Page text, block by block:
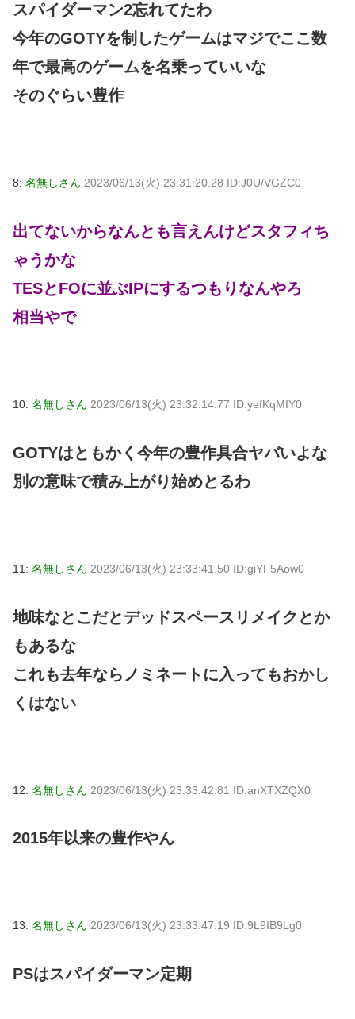
スパイダーマン2忘れてたわ
今年のGOTYを制したゲームはマジでここ数
年で最高のゲームを名乗っていいな
そのぐらい豊作
8: 名無しさん 2023/06/13(火) 23:31:20.28 ID:J0U/VGZC0
出てないからなんとも言えんけどスタフィち
ゃうかな
TESとFOに並ぶIPにするつもりなんやろ
相当やで
10: 名無しさん 2023/06/13(火) 23:32:14.77 ID:yefKqMIY0
GOTYはともかく今年の豊作具合ヤバいよな
別の意味で積み上がり始めとるわ
11: 名無しさん 2023/06/13(火) 23:33:41.50 ID:giYF5Aow0
地味なとこだとデッドスペースリメイクとか
もあるな
これも去年ならノミネートに入ってもおかし
くはない
12: 名無しさん 2023/06/13(火) 23:33:42.81 ID:anXTXZQX0
2015年以来の豊作やん
13: 名無しさん 2023/06/13(火) 23:33:47.19 ID:9L9IB9Lg0
PSはスパイダーマン定期